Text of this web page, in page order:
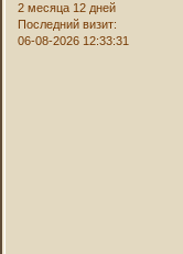
2 месяца 12 дней
Последний визит:
06-08-2026 12:33:31